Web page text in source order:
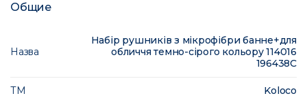
Общие
Назва
Набір рушників з мікрофібри банне+для
обличчя темно-сірого кольору 114016
196438C
ТМ Koloco